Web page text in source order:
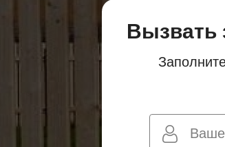
Вызвать